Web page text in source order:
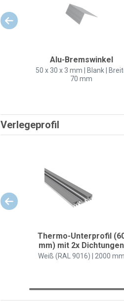
Alu-Bremswinkel
50 x 30 x 3 mm | Blank |
70 mm
Verlegeprofil
Thermo-Unterprofil
mm) mit 2x Dichtungen
Weiß (RAL 9016) | 2000 mm